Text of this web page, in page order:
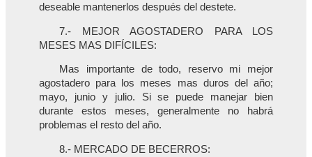
deseable mantenerlos después del destete.
7.- MEJOR AGOSTADERO PARA LOS
MESES MAS DIFÍCILES:
Mas importante de todo, reservo mi mejor
agostadero para los meses mas duros del año;
mayo, junio y julio. Si se puede manejar bien
durante estos meses, generalmente no habrá
problemas el resto del año.
8.- MERCADO DE BECERROS: